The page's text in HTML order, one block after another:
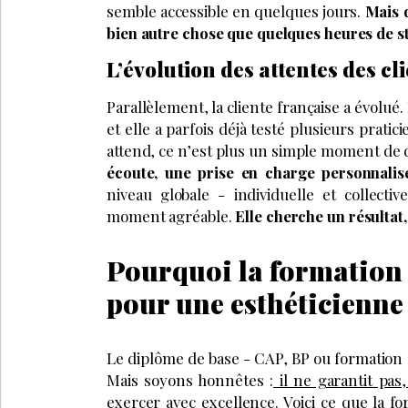
semble accessible en quelques jours. Mais
bien autre chose que quelques heures de
L’évolution des attentes des
Parallèlement, la cliente française a
et elle a parfois déjà testé plusieurs
attend, ce n’est plus un simple moment
écoute, une prise en charge
niveau globale - individuelle et
moment agréable.Elle cherche un
Pourquoi la
pour une esthéticienne
Le diplôme de base - CAP, BP ou
Mais soyons honnêtes : il ne garantit
exercer avec excellence. Voici ce que la